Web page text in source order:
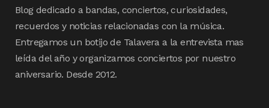
Blog dedicado a bandas, conciertos, curiosidades,
recuerdos y noticias relacionadas con la música.
Entregamos un botijo de Talavera a la entrevista mas
leída del año y organizamos conciertos por nuestro
aniversario. Desde 2012.